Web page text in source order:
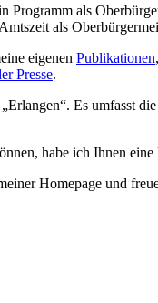
Programm als
als
eigenen Publikationen
Presse.
Es umfasst
habe ich Ihnen
Homepage und